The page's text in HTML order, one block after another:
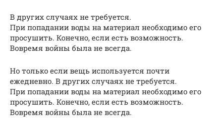
В других случаях не требуется.
При попадании воды на материал необходимо его
просушить. Конечно, если есть возможность.
Вовремя войны была не всегда.
Но только если вещь используется почти
ежедневно. В других случаях не требуется.
При попадании воды на материал необходимо его
просушить. Конечно, если есть возможность.
Вовремя войны была не всегда.